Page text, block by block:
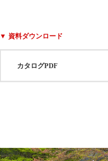
▼ 資料ダウンロード
カタログPDF